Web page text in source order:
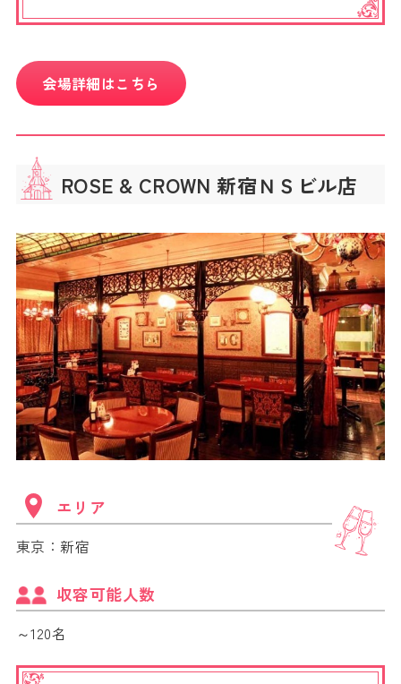
会場詳細はこちら
ROSE & CROWN 新宿ＮＳビル店
エリア
東京：新宿
収容可能人数
～120名